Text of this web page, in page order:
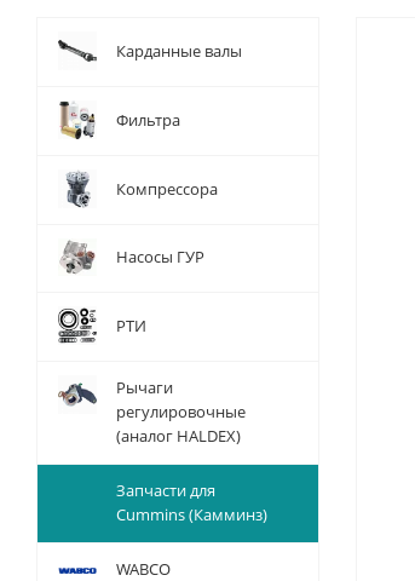
Карданные валы
Фильтра
Компрессора
Насосы ГУР
РТИ
Рычаги
регулировочные
(аналог HALDEX)
Запчасти для
Cummins (Камминз)
WABCO